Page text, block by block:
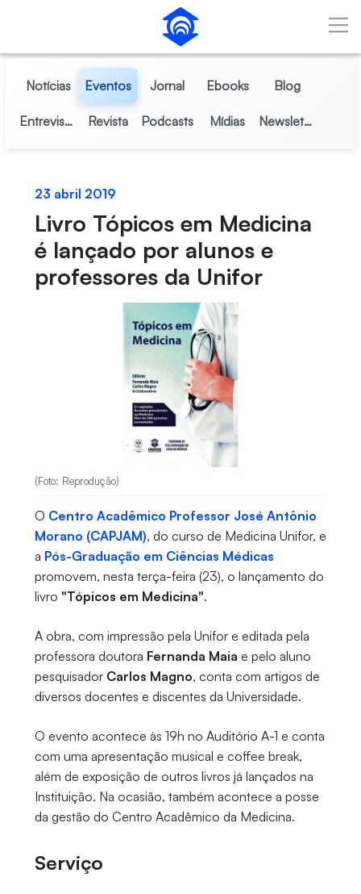
Pular para o Conteúdo principal
Notícias Eventos Jornal Ebooks Blog
Entrevistas Revista Podcasts Mídias Newsletter
23 abril 2019
Livro Tópicos em Medicina
é lançado por alunos e
professores da Unifor
(Foto: Reprodução)
O Centro Acadêmico Professor José Antônio
Morano (CAPJAM), do curso de Medicina Unifor, e
a Pós-Graduação em Ciências Médicas
promovem, nesta terça-feira (23), o lançamento do
livro "Tópicos em Medicina".
A obra, com impressão pela Unifor e editada pela
professora doutora Fernanda Maia e pelo aluno
pesquisador Carlos Magno, conta com artigos de
diversos docentes e discentes da Universidade.
O evento acontece às 19h no Auditório A-1 e conta
com uma apresentação musical e coffee break,
além de exposição de outros livros já lançados na
Instituição. Na ocasião, também acontece a posse
da gestão do Centro Acadêmico da Medicina.
Serviço